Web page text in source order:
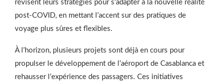
révisent leurs stratégies pour s’adapter à la nouvelle réalité
post-COVID, en mettant l’accent sur des pratiques de
voyage plus sûres et flexibles.
À l’horizon, plusieurs projets sont déjà en cours pour
propulser le développement de l’aéroport de Casablanca et
rehausser l’expérience des passagers. Ces initiatives